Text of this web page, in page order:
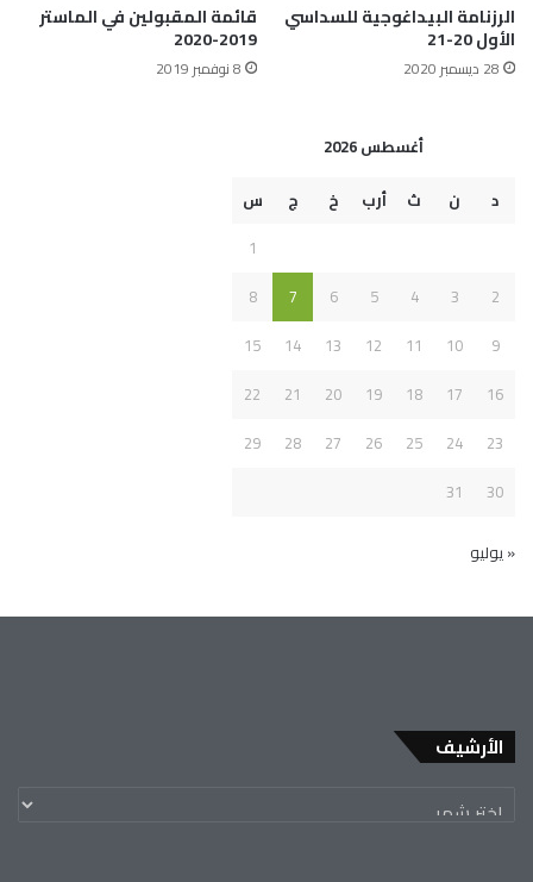
الرزنامة البيداغوجية للسداسي
الأول 20-21
28 ديسمبر 2020
قائمة المقبولين في الماستر
2019-2020
8 نوفمبر 2019
أغسطس 2026
د
ن ث أرب خ ج
س
1
2
3
4
5
6
7
8
9
10
11
12
13
14
15
16
17
18
19
20
21
22
23
24
25
26
27
28
29
30
31
« يوليو
الأرشيف